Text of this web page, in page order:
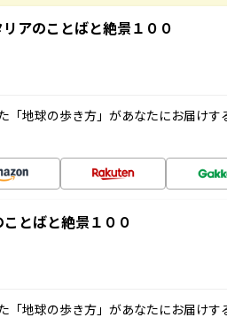
アのことばと絶景１００
「地球の歩き方」があなたにお届けす
とばと絶景１００
「地球の歩き方」があなたにお届けす